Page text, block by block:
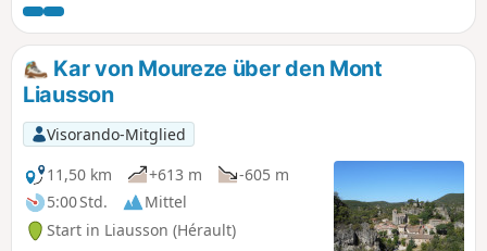
Tourisme geändert. Siehe praktische
Informationen. Diese Wanderung kann
je nach Brandgefahr gesperrt sein.
Schau dir bitte die Karte an.
Kar von Moureze über den Mont
Liausson
Visorando-Mitglied
11,50 km
+613 m
-605 m
5:00 Std.
Mittel
Start in Liausson (Hérault)